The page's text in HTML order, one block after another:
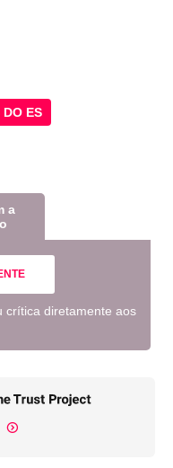
DO ES
a
crítica diretamente aos